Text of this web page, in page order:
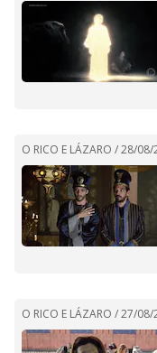
O RICO E LÁZARO /28/08/
O RICO E LÁZARO /27/08/